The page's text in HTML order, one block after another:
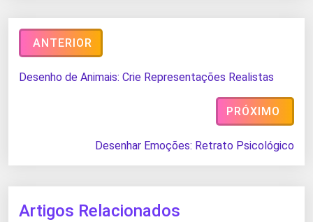
ANTERIOR
Desenho de Animais: Crie Representações Realistas
PRÓXIMO
Desenhar Emoções: Retrato Psicológico
Artigos Relacionados